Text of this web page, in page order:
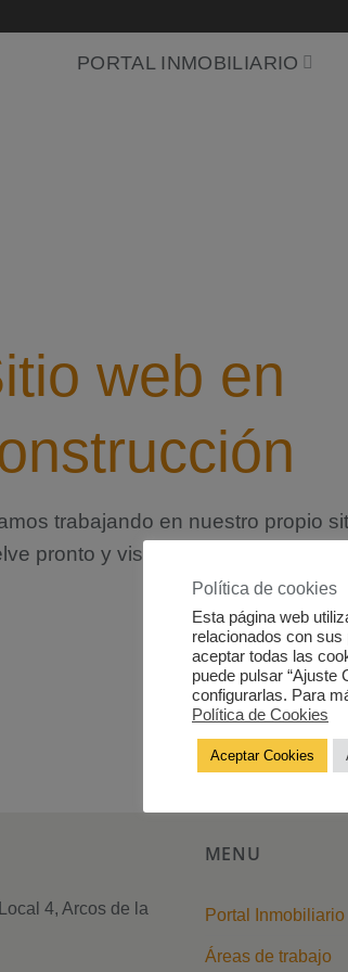
PORTAL INMOBILIARIO
web en
trabajando en nuestro propio
pronto y visitanos.
4, Arcos de la
MENU
Portal Inmobiliario
Áreas de trabajo
Política de cookies
Esta página web
relacionados con
aceptar todas las
puede pulsar “Ajuste
configurarlas. Para
Política de Cookies
Aceptar Cookies